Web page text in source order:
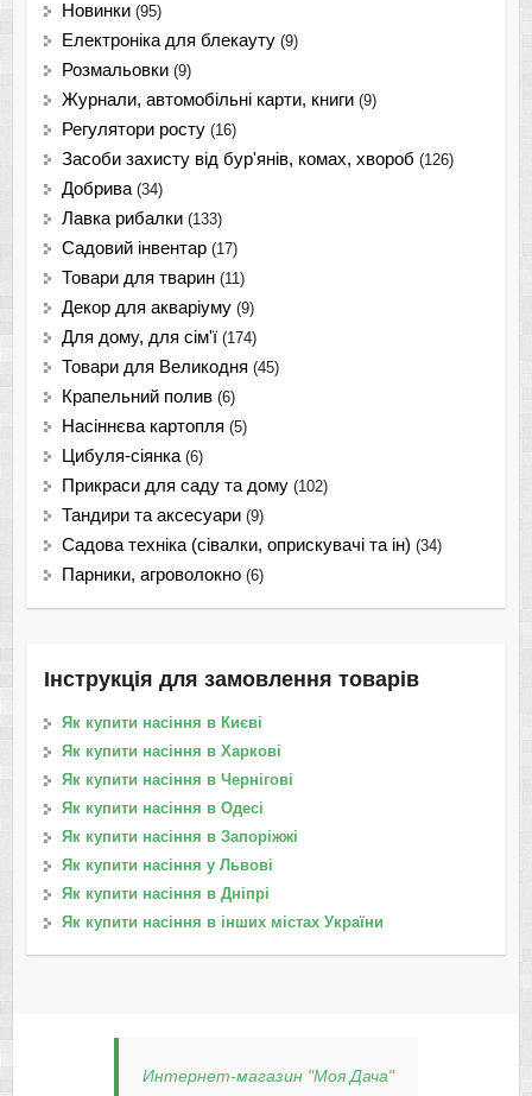
Новинки (95)
Електроніка для блекауту (9)
Розмальовки (9)
Журнали, автомобільні карти, книги (9)
Регулятори росту (16)
Засоби захисту від бур'янів, комах, хвороб (126)
Добрива (34)
Лавка рибалки (133)
Садовий інвентар (17)
Товари для тварин (11)
Декор для акваріуму (9)
Для дому, для сім'ї (174)
Товари для Великодня (45)
Крапельний полив (6)
Насіннєва картопля (5)
Цибуля-сіянка (6)
Прикраси для саду та дому (102)
Тандири та аксесуари (9)
Садова техніка (сівалки, оприскувачі та ін) (34)
Парники, агроволокно (6)
Інструкція для замовлення товарів
Як купити насіння в Києві
Як купити насіння в Харкові
Як купити насіння в Чернігові
Як купити насіння в Одесі
Як купити насіння в Запоріжжі
Як купити насіння у Львові
Як купити насіння в Дніпрі
Як купити насіння в інших містах України
Интернет-магазин "Моя Дача"